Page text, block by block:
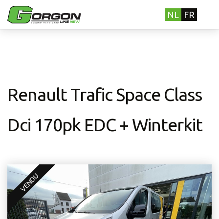
NL FR
Renault Trafic Space Class
Dci 170pk EDC + Winterkit
VENDU